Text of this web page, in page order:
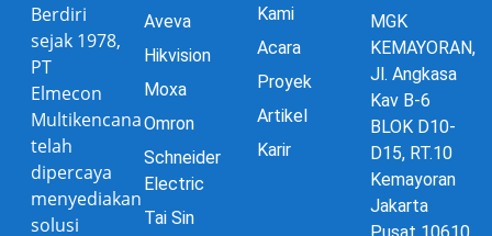
Berdiri
sejak 1978,
PT
Elmecon
Multikencana
telah
dipercaya
menyediakan
solusi
Aveva
Hikvision
Moxa
Omron
Schneider
Electric
Tai Sin
Kami
Acara
Proyek
Artikel
Karir
MGK
KEMAYORAN,
Jl. Angkasa
Kav B-6
BLOK D10-
D15, RT.10
Kemayoran
Jakarta